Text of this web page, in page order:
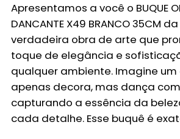
Apresentamos a você o BUQUE
DANCANTE X49 BRANCO 35CM da
verdadeira obra de arte que
toque de elegância e
qualquer ambiente. Imagine
apenas decora, mas dança
capturando a essência da
cada detalhe. Esse buquê é